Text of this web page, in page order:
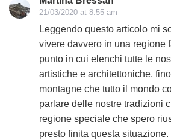
21/03/2020 at 8:55 am
Leggendo questo articolo mi
vivere davvero in una regione
punto in cui elenchi tutte le
artistiche e architettoniche,
montagne che tutto il mondo
parlare delle nostre tradizioni
regione speciale che spero
presto finita questa situazione.